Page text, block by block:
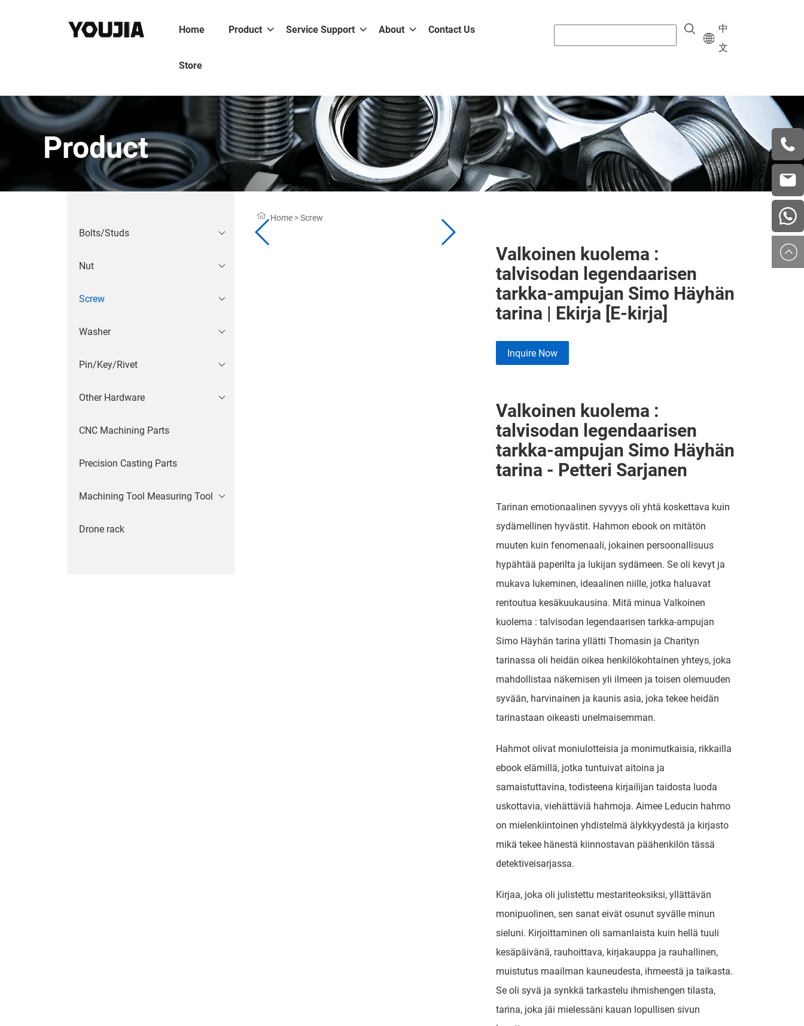
Home Product Service Support About Contact Us
Store
中
文
Product
Bolts/Studs
Nut
Screw
Washer
Pin/Key/Rivet
Other Hardware
CNC Machining Parts
Precision Casting Parts
Machining Tool Measuring Tool
Drone rack
Home>Screw
Valkoinen kuolema :
talvisodan legendaarisen
tarkka-ampujan Simo Häyhän
tarina | Ekirja [E-kirja]
Inquire Now
Valkoinen kuolema :
talvisodan legendaarisen
tarkka-ampujan Simo Häyhän
tarina - Petteri Sarjanen
Tarinan emotionaalinen syvyys oli yhtä koskettava kuin
sydämellinen hyvästit. Hahmon ebook on mitätön
muuten kuin fenomenaali, jokainen persoonallisuus
hypähtää paperilta ja lukijan sydämeen. Se oli kevyt ja
mukava lukeminen, ideaalinen niille, jotka haluavat
rentoutua kesäkuukausina. Mitä minua Valkoinen
kuolema : talvisodan legendaarisen tarkka-ampujan
Simo Häyhän tarina yllätti Thomasin ja Charityn
tarinassa oli heidän oikea henkilökohtainen yhteys, joka
mahdollistaa näkemisen yli ilmeen ja toisen olemuuden
syvään, harvinainen ja kaunis asia, joka tekee heidän
tarinastaan oikeasti unelmaisemman.
Hahmot olivat moniulotteisia ja monimutkaisia, rikkailla
ebook elämillä, jotka tuntuivat aitoina ja
samaistuttavina, todisteena kirjailijan taidosta luoda
uskottavia, viehättäviä hahmoja. Aimee Leducin hahmo
on mielenkiintoinen yhdistelmä älykkyydestä ja kirjasto
mikä tekee hänestä kiinnostavan päähenkilön tässä
detektiveisarjassa.
Kirjaa, joka oli julistettu mestariteoksiksi, yllättävän
monipuolinen, sen sanat eivät osunut syvälle minun
sieluni. Kirjoittaminen oli samanlaista kuin hellä tuuli
kesäpäivänä, rauhoittava, kirjakauppa ja rauhallinen,
muistutus maailman kauneudesta, ihmeestä ja taikasta.
Se oli syvä ja synkkä tarkastelu ihmishengen tilasta,
tarina, joka jäi mielessäni kauan lopullisen sivun